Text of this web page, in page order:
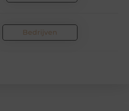
Bedrijven